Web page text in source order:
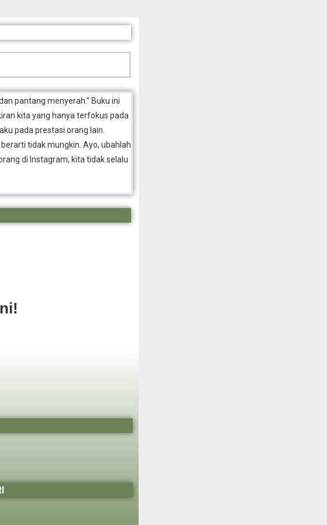
pantang menyerah.” Buku ini
kita yang hanya terfokus pada
pada prestasi orang lain.
tidak mungkin. Ayo, ubahlah
di Instagram, kita tidak selalu